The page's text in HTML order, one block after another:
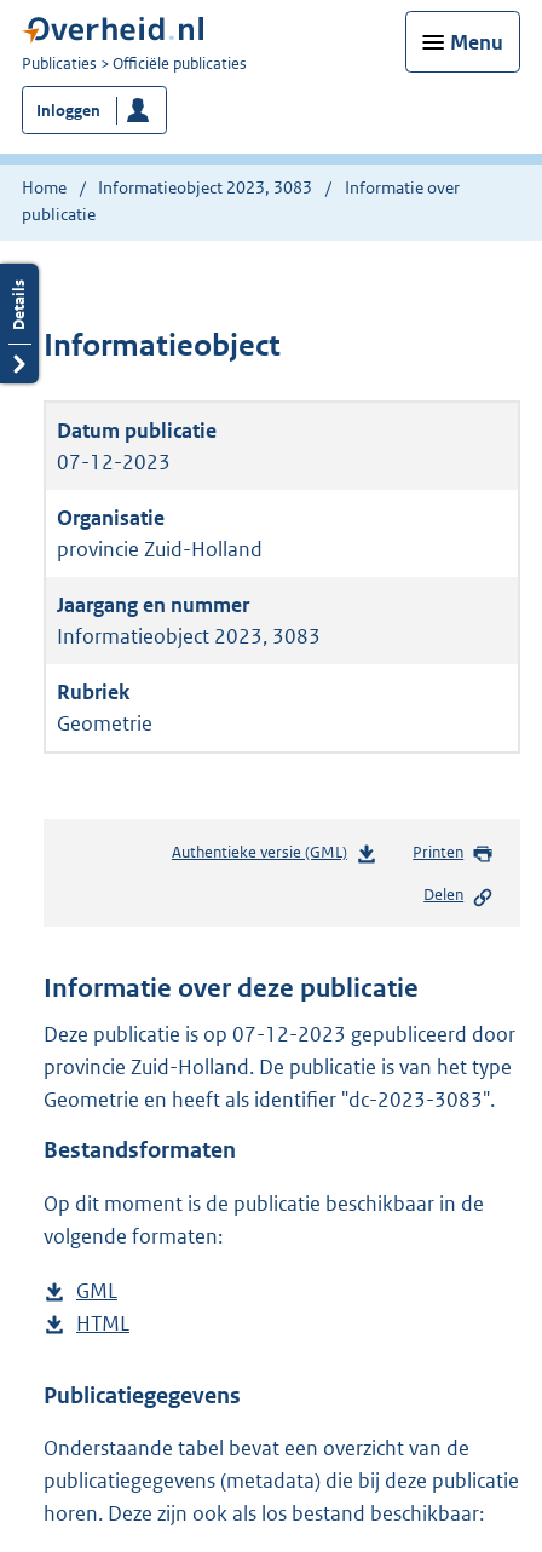
Menu
U
bent
nu
hier:
Publicaties Officiële publicaties
Inloggen
Home Informatieobject 2023, 3083
Informatie over
publicatie
Informatieobject
07-12-2023
provincie Zuid-Holland
Informatieobject 2023, 3083
Geometrie
Authentieke versie (GML)b
n
s
r
o
e
Printen
Delen
Informatie over deze publicatie
Deze publicatie is op 07-12-2023 gepubliceerd door
provincie Zuid-Holland. De publicatie is van het type
Geometrie en heeft als identifier "dc-2023-3083".
Bestandsformaten
Op dit moment is de publicatie beschikbaar in de
volgende formaten:
D
o
n
o
a
d
GML
e
t
n
d
s
D
w
l
o
a
HTML
s
a
n
d
Publicatiegegevens
Onderstaande tabel bevat een overzicht van de
publicatiegegevens (metadata) die bij deze publicatie
horen. Deze zijn ook als los bestand beschikbaar: